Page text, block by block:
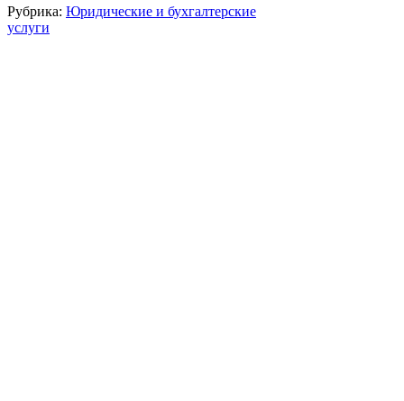
Рубрика: Юридические и бухгалтерские
услуги